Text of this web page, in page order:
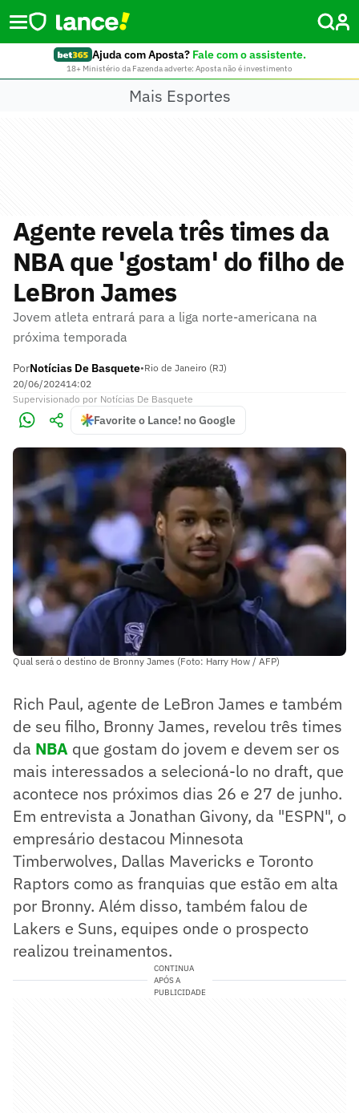
Ajuda com Aposta? Fale com o assistente.
18+ Ministério da Fazenda adverte: Aposta não é investimento
Mais Esportes
Agente revela três times da
NBA que 'gostam' do filho de
LeBron James
Jovem atleta entrará para a liga norte-americana na
próxima temporada
PorNotícias De Basquete•Rio de Janeiro (RJ)
20/06/202414:02
Supervisionado por Notícias De Basquete
Favorite o Lance! no Google
Qual será o destino de Bronny James (Foto: Harry How / AFP)
Rich Paul, agente de LeBron James e também
de seu filho, Bronny James, revelou três times
da NBA que gostam do jovem e devem ser os
mais interessados a selecioná-lo no draft, que
acontece nos próximos dias 26 e 27 de junho.
Em entrevista a Jonathan Givony, da "ESPN", o
empresário destacou Minnesota
Timberwolves, Dallas Mavericks e Toronto
Raptors como as franquias que estão em alta
por Bronny. Além disso, também falou de
Lakers e Suns, equipes onde o prospecto
realizou treinamentos.
CONTINUA
APÓS A
PUBLICIDADE